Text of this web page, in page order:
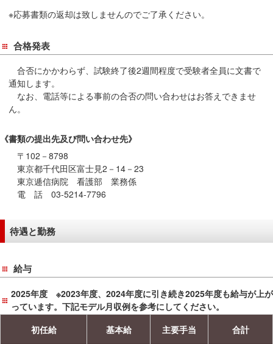
※応募書類の返却は致しませんのでご了承ください。
合格発表
合否にかかわらず、試験終了後2週間程度で受験者全員に文書で
通知します。
なお、電話等による事前の合否の問い合わせはお答えできませ
ん。
《書類の提出先及び問い合わせ先》
〒102－8798
東京都千代田区富士見2－14－23
東京逓信病院 看護部 業務係
電 話 03-5214-7796
待遇と勤務
給与
2025年度 ※2023年度、2024年度に引き続き2025年度も給与が上が
っています。下記モデル月収例を参考にしてください。
初任給
基本給 主要手当 合計